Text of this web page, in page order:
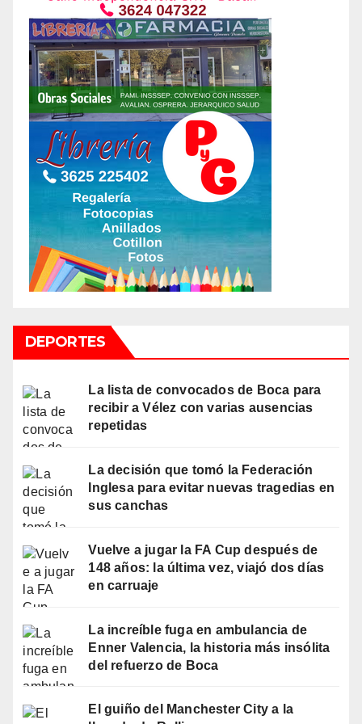
DEPORTES
La lista de convocados de Boca para
recibir a Vélez con varias ausencias
repetidas
La decisión que tomó la Federación
Inglesa para evitar nuevas tragedias en
sus canchas
Vuelve a jugar la FA Cup después de
148 años: la última vez, viajó dos días
en carruaje
La increíble fuga en ambulancia de
Enner Valencia, la historia más insólita
del refuerzo de Boca
El guiño del Manchester City a la